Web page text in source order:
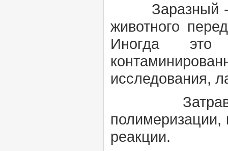
Заразный
животного
Иногда это
исследования,
полимеризации,
реакции.